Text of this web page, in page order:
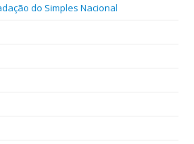
do Simples Nacional